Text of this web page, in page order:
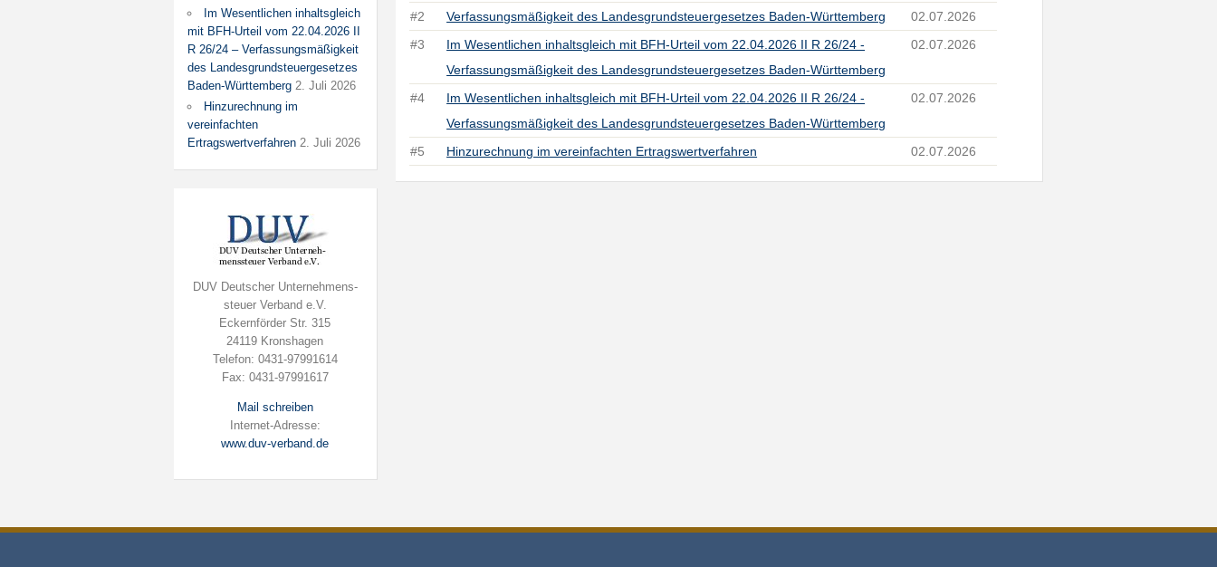
Im Wesentlichen inhaltsgleich
mit BFH-Urteil vom 22.04.2026 II
R 26/24 – Verfassungsmäßigkeit
des Landesgrundsteuergesetzes
Baden-Württemberg 2. Juli 2026
Hinzurechnung im
vereinfachten
Ertragswertverfahren 2. Juli 2026
DUV Deutscher Unternehmens-
steuer Verband e.V.
Eckernförder Str. 315
24119 Kronshagen
Telefon: 0431-97991614
Fax: 0431-97991617
Mail schreiben
Internet-Adresse:
www.duv-verband.de
#2
Verfassungsmäßigkeit des Landesgrundsteuergesetzes Baden-Württemberg
02.07.2026
#3
Im Wesentlichen inhaltsgleich mit BFH-Urteil vom 22.04.2026 II R 26/24 -
Verfassungsmäßigkeit des Landesgrundsteuergesetzes Baden-Württemberg
02.07.2026
#4
Im Wesentlichen inhaltsgleich mit BFH-Urteil vom 22.04.2026 II R 26/24 -
Verfassungsmäßigkeit des Landesgrundsteuergesetzes Baden-Württemberg
02.07.2026
#5 Hinzurechnung im vereinfachten Ertragswertverfahren 02.07.2026